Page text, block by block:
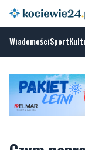
WiadomościSport